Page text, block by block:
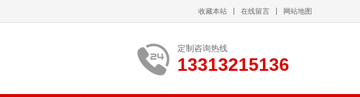
收藏本站 在线留言 网站地图
定制咨询热线
13313215136